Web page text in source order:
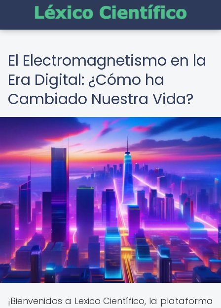
El Electromagnetismo en la
Era Digital: ¿Cómo ha
Cambiado Nuestra Vida?
¡Bienvenidos a Lexico Científico, la plataforma